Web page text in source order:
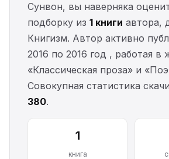
Сунвон, вы наверняка
подборку из 1 книги автора,
Книгизм. Автор активно
2016 по 2016 год , работая в
«Классическая проза» и
Совокупная статистика
380.
1
книга